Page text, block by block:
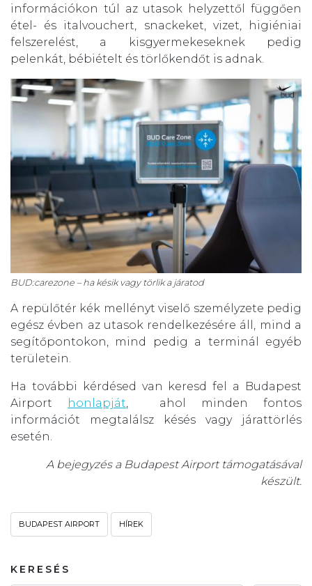
információkon túl az utasok helyzettől függően
étel- és italvouchert, snackeket, vizet, higiéniai
felszerelést, a kisgyermekeseknek pedig
pelenkát, bébiételt és törlőkendőt is adnak.
BUD:carezone – ha késik vagy törlik a járatod
A repülőtér kék mellényt viselő személyzete pedig
egész évben az utasok rendelkezésére áll, mind a
segítőpontokon, mind pedig a terminál egyéb
területein.
Ha további kérdésed van keresd fel a Budapest
Airport honlapját , ahol minden fontos
információt megtalálsz késés vagy járattörlés
esetén.
A bejegyzés a Budapest Airport támogatásával
készült.
BUDAPEST AIRPORT HÍREK
KERESÉS